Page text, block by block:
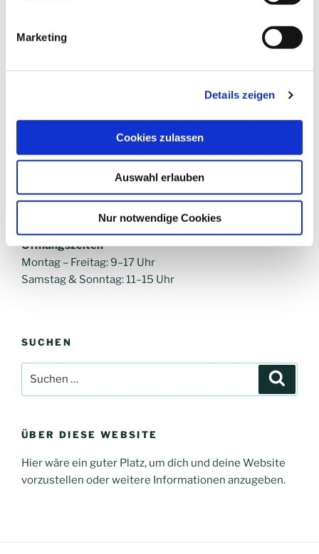
Marketing
Details zeigen
Cookies zulassen
Auswahl erlauben
Nur notwendige Cookies
Beitragsnavigation
Große Straße 123
20017 Lichtermeer
Öffnungszeiten
Montag – Freitag: 9–17 Uhr
Samstag & Sonntag: 11–15 Uhr
SUCHEN
nach:
ÜBER DIESE WEBSITE
Hier wäre ein guter Platz, um dich und deine Website
vorzustellen oder weitere Informationen anzugeben.